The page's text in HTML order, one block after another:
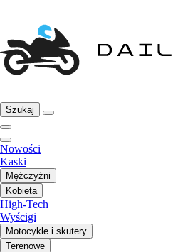
Szukaj
Nowości
Kaski
Mężczyźni
Kobieta
High-Tech
Wyścigi
Motocykle i skutery
Terenowe